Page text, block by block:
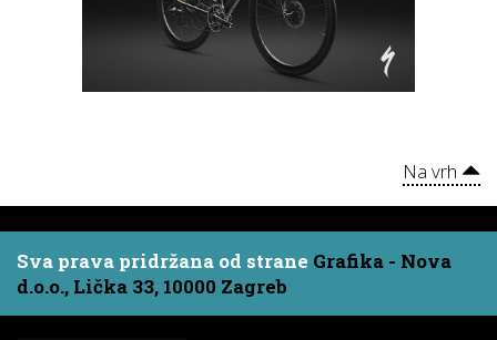
Na vrh
Sva prava pridržana od strane Grafika - Nova
d.o.o., Lička 33, 10000 Zagreb